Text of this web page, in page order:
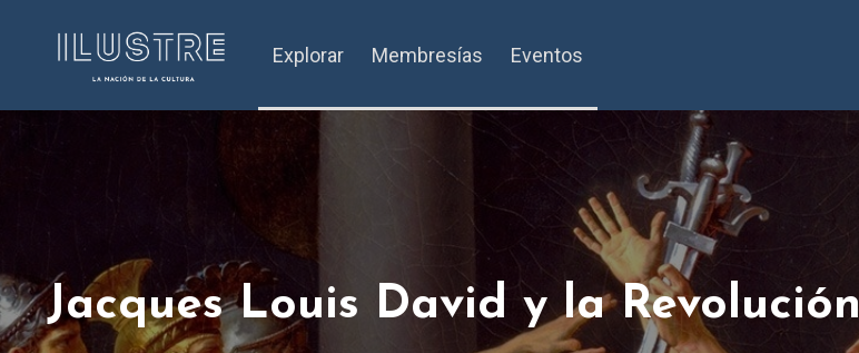
Explorar Membresías Eventos
Jacques Louis David y la Revolución